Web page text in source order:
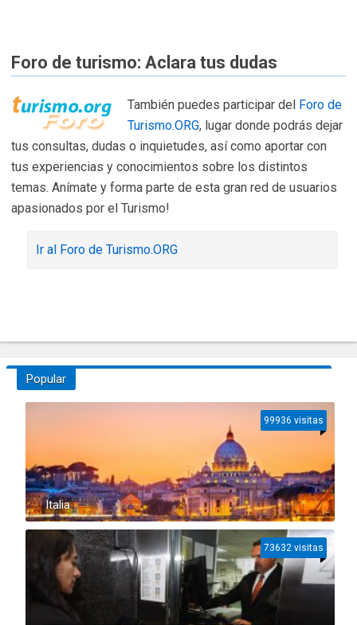
Foro de turismo: Aclara tus dudas
También puedes participar del Foro de
Turismo.ORG, lugar donde podrás dejar
tus consultas, dudas o inquietudes, así como aportar con
tus experiencias y conocimientos sobre los distintos
temas. Anímate y forma parte de esta gran red de usuarios
apasionados por el Turismo!
Ir al Foro de Turismo.ORG
Popular
Italia
99936 visitas
73632 visitas